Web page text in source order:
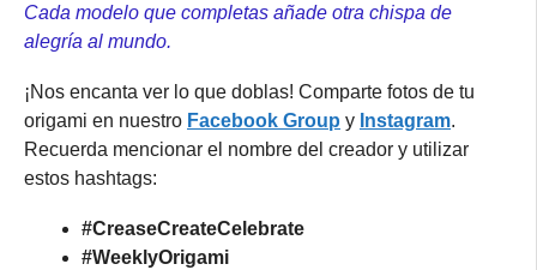
Cada modelo que completas añade otra chispa de
alegría al mundo.
¡Nos encanta ver lo que doblas! Comparte fotos de tu
origami en nuestro Facebook Group y Instagram.
Recuerda mencionar el nombre del creador y utilizar
estos hashtags:
#CreaseCreateCelebrate
#WeeklyOrigami